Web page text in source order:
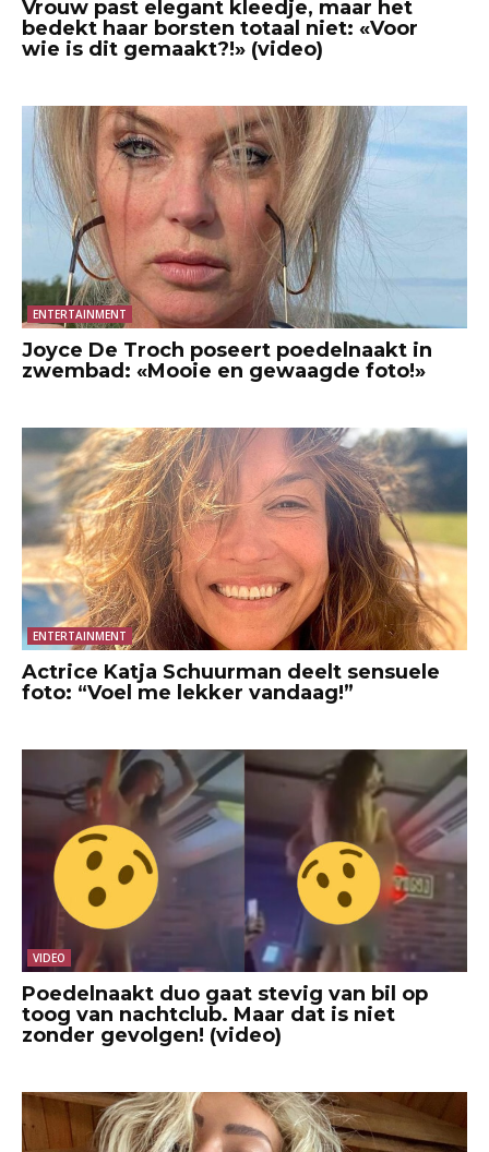
Vrouw past elegant kleedje, maar het
bedekt haar borsten totaal niet: «Voor
wie is dit gemaakt?!» (video)
ENTERTAINMENT
Joyce De Troch poseert poedelnaakt in
zwembad: «Mooie en gewaagde foto!»
ENTERTAINMENT
Actrice Katja Schuurman deelt sensuele
foto: “Voel me lekker vandaag!”
VIDEO
Poedelnaakt duo gaat stevig van bil op
toog van nachtclub. Maar dat is niet
zonder gevolgen! (video)